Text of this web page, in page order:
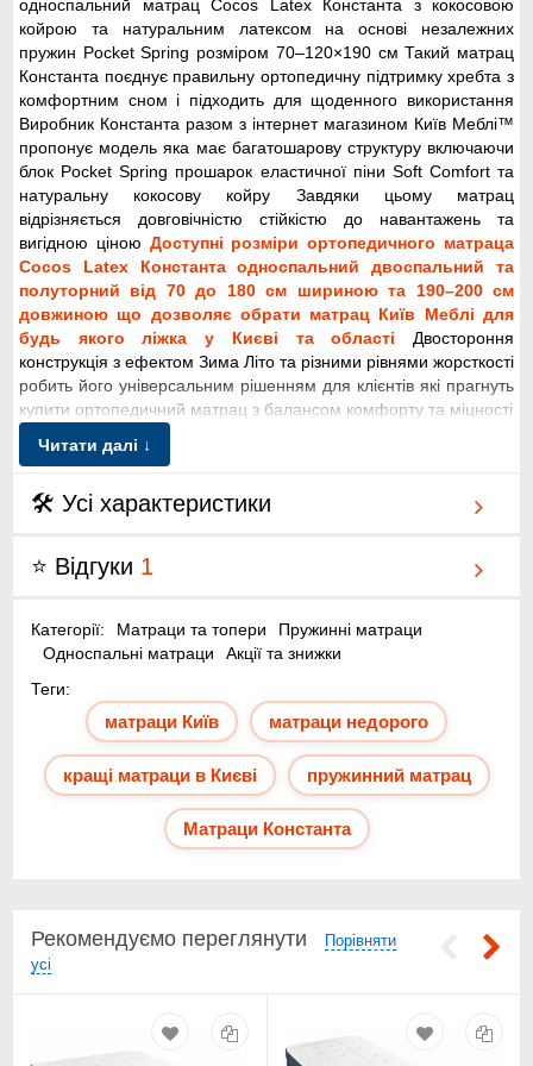
односпальний матрац Cocos Latex Константа з кокосовою
койрою та натуральним латексом на основі незалежних
пружин Pocket Spring розміром 70–120×190 см Такий матрац
Константа поєднує правильну ортопедичну підтримку хребта з
комфортним сном і підходить для щоденного використання
Виробник Константа разом з інтернет магазином Київ Меблі™
пропонує модель яка має багатошарову структуру включаючи
блок Pocket Spring прошарок еластичної піни Soft Comfort та
натуральну кокосову койру Завдяки цьому матрац
відрізняється довговічністю стійкістю до навантажень та
вигідною ціною Доступні розміри ортопедичного матраца
Cocos Latex Константа односпальний двоспальний та
полуторний від 70 до 180 см шириною та 190–200 см
довжиною що дозволяє обрати матрац Київ Меблі для
будь якого ліжка у Києві та області Двостороння
конструкція з ефектом Зима Літо та різними рівнями жорсткості
робить його універсальним рішенням для клієнтів які прагнуть
купити ортопедичний матрац з балансом комфорту та міцності
Незнімний чохол із міцного трикотажу, простьобаний
посиленою ниткою;
Внутрішній прошарок – синтеплекс і спанбонд;
пружини/м²;
Натуральний латекс – 2 см;
Читати далі ↓
🛠 Усі характеристики
⭐ Відгуки 1
Категорії: Матраци та топери
Пружинні матраци
Односпальні матраци
Акції та знижки
Теги:
матраци Київ матраци недорого
кращі матраци в Києві пружинний матрац
Матраци Константа
Рекомендуємо переглянути
Порівняти
усі